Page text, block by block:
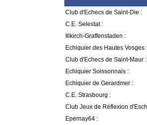
Club d'Echecs de Saint-Die :
C.E. Selestat :
Illkirch-Graffenstaden :
Echiquier des Hautes Vosges :
Club d'Echecs de Saint-Maur :
Echiquier Soissonnais :
Echiquier de Gerardmer :
C.E. Strasbourg :
Club Jeux de Réflexion
Epernay64 :